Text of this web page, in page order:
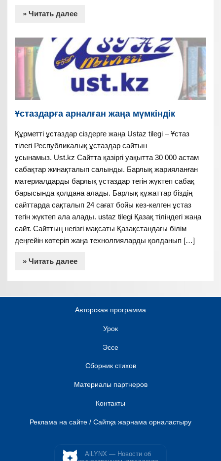
» Читать далее
Ұстаздарға арналған жаңа мүмкіндік
Құрметті ұстаздар сіздерге жаңа Ustaz tilegi – Ұстаз
тілегі Республикалық ұстаздар сайтын
ұсынамыз. Ust.kz Сайтта қазіргі уақытта 30 000 астам
сабақтар жинақталып салынды. Барлық жарияланған
материалдарды барлық ұстаздар тегін жүктеп сабақ
барысында қолдана алады. Барлық құжаттар біздің
сайттарда сақталып 24 сағат бойы кез-келген ұстаз
тегін жүктеп ала алады. ustaz tilegi Қазақ тіліндегі жаңа
сайт. Сайттың негізгі мақсаты Қазақстандағы білім
деңгейін көтеріп жаңа технолгияларды қолданып […]
» Читать далее
Авторская программа
Урок
Эссе
Сборник стихов
Материалы партнеров
Контакты
Реклама на сайте / Сайтқа жарнама орналастыру
AiLYNX — Новости об